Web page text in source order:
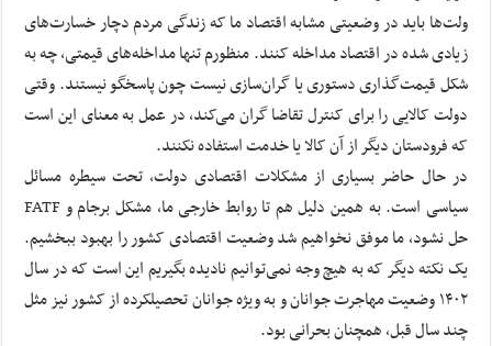
ولت‌ها باید در وضعیتی مشابه اقتصاد ما که زندگی مردم دچار خسارت‌های
زیادی شده در اقتصاد مداخله کنند. منظورم تنها مداخله‌های قیمتی، چه به
شکل قیمت‌گذاری دستوری یا گران‌سازی نیست چون پاسخگو نیستند. وقتی
دولت کالایی را برای کنترل تقاضا گران می‌کند، در عمل به معنای این است
که فرودستان دیگر از آن کالا یا خدمت استفاده نکنند.
در حال حاضر بسیاری از مشکلات اقتصادی دولت، تحت سیطره مسائل
سیاسی است. به همین دلیل هم تا روابط خارجی ما، مشکل برجام و FATF
حل نشود، ما موفق نخواهیم شد وضعیت اقتصادی کشور را بهبود ببخشیم.
یک نکته دیگر که به هیچ وجه نمی‌توانیم نادیده بگیریم این است که در سال
۱۴۰۲ وضعیت مهاجرت جوانان و به ویژه جوانان تحصیلکرده از کشور نیز مثل
چند سال قبل، همچنان بحرانی بود.